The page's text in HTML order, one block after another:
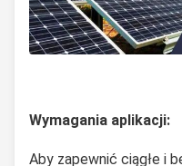
Wymagania aplikacji:
Aby zapewnić ciągłe i